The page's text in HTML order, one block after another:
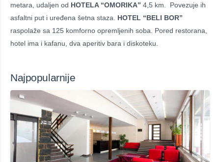
metara, udaljen od HOTELA “OMORIKA” 4,5 km. Povezuje ih
asfaltni put i uređena šetna staza. HOTEL “BELI BOR”
raspolaže sa 125 komforno opremljenih soba. Pored restorana,
hotel ima i kafanu, dva aperitiv bara i diskoteku.
Najpopularnije